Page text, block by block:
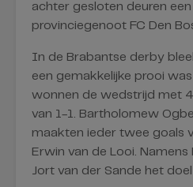
achter gesloten deuren
provinciegenoot FC Den
In de Brabantse derby
een gemakkelijke prooi
wonnen de wedstrijd met
van 1-1. Bartholomew
maakten ieder twee goals
Erwin van de Looi.
Jort van der Sande het